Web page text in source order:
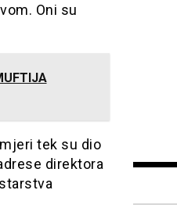
Oni su
tek su dio
direktora